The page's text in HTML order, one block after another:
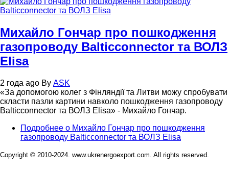
Михайло Гончар про пошкодження
газопроводу Balticconnector та ВОЛЗ
Elisa
2 года ago By ASK
«За допомогою колег з Фінляндії та Литви можу спробувати
скласти пазли картини навколо пошкодження газопроводу
Balticconnector та ВОЛЗ Elisa» - Михайло Гончар.
Подробнее о Михайло Гончар про пошкодження
газопроводу Balticconnector та ВОЛЗ Elisa
Copyright © 2010-2024. www.ukrenergoexport.com. All rights reserved.